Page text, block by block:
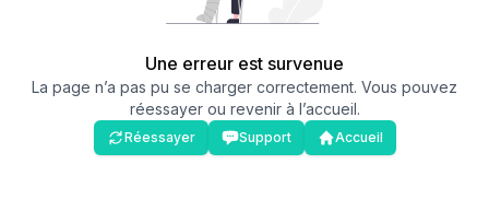
Une erreur est survenue
La page n’a pas pu se charger correctement. Vous pouvez
réessayer ou revenir à l’accueil.
Réessayer Support Accueil